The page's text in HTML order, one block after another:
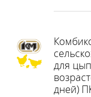
для
дней)